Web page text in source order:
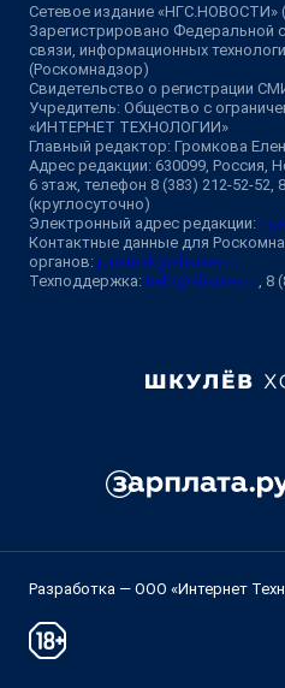
Сетевое издание «НГС.НОВОСТИ»
Зарегистрировано Федеральной
связи, информационных
(Роскомнадзор)
Свидетельство о регистрации
Учредитель: Общество с
«ИНТЕРНЕТ ТЕХНОЛОГИИ»
Главный редактор: Громкова
Адрес редакции: 630099, Россия,
6 этаж, телефон 8 (383) 212-52-52,
(круглосуточно)
Электронный адрес редакции:
Контактные данные для
органов: juristnsk@shkulev.ru
Техподдержка: help@shkulev.ru ,
Разработка — ООО «Интернет